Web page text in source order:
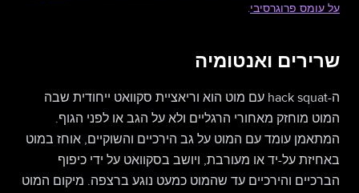
על עומס פרוגרסיבי.
שרירים ואנטומיה
ה-hack squat עם מוט הוא וריאציית סקוואט ייחודית שבה
המוט מוחזק מאחורי הרגליים ולא על הגב או לפני הגוף.
המתאמן עומד עם המוט על גב הירכיים והשוקיים, אוחז במוט
באחיזת על-יד או מעורבת, ויושב בסקוואט על ידי כיפוף
הברכיים והירכיים עד שהמוט כמעט נוגע ברצפה. מיקום המוט